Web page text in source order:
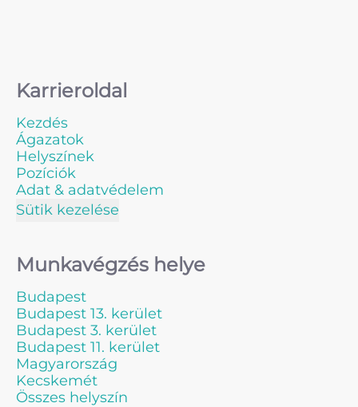
Karrieroldal
Kezdés
Ágazatok
Helyszínek
Pozíciók
Adat & adatvédelem
Sütik kezelése
Munkavégzés helye
Budapest
Budapest 13. kerület
Budapest 3. kerület
Budapest 11. kerület
Magyarország
Kecskemét
Összes helyszín